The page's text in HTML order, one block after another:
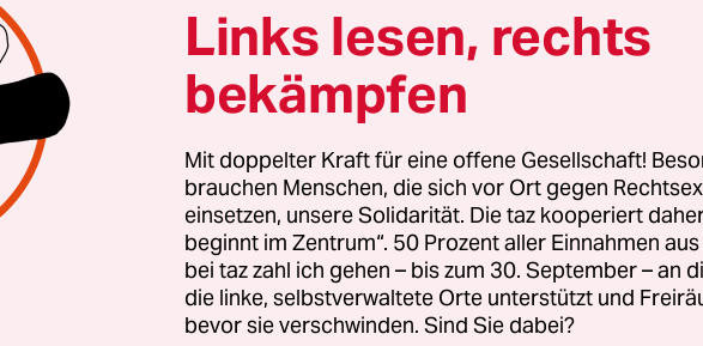
Wolf Wittenfeld
im Drehbuch des türkischen Präsidenten Recep Tayyip
Zerschlagung der größten Oppositionspartei CHP. Am
die Polizei einem vom Gericht eingesetzten
gewaltsam Zugang zur Zentrale der CHP in Istanbul
kamen Reizgas, Gummiknüppel und Wasserwerfer
Seit Sonntagabend war die Zentrale der
von mehreren Hundert Polizisten umstellt worden.
Links lesen, rechts
bekämpfen
Mit doppelter Kraft für eine offene Gesellschaft!
brauchen Menschen, die sich vor Ort gegen
einsetzen, unsere Solidarität. Die taz kooperiert
beginnt im Zentrum“. 50 Prozent aller Einnahmen
bei taz zahl ich gehen – bis zum 30. September – an
die linke, selbstverwaltete Orte unterstützt und
bevor sie verschwinden. Sind Sie dabei?